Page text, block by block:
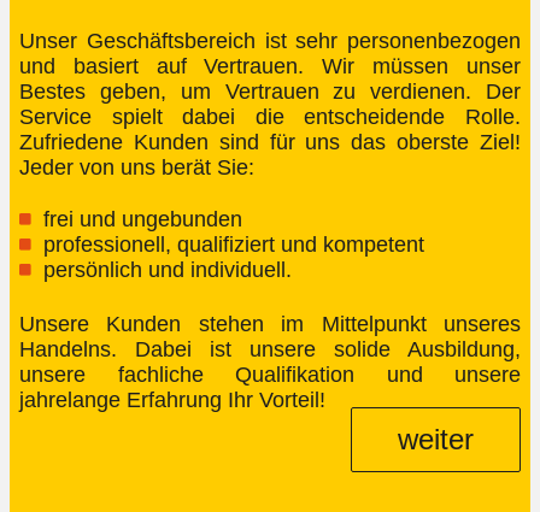
Unser Geschäftsbereich ist sehr personenbezogen
und basiert auf Vertrauen. Wir müssen unser
Bestes geben, um Vertrauen zu verdienen. Der
Service spielt dabei die entscheidende Rolle.
Zufriedene Kunden sind für uns das oberste Ziel!
Jeder von uns berät Sie:
frei und ungebunden
professionell, qualifiziert und kompetent
persönlich und individuell.
Unsere Kunden stehen im Mittelpunkt unseres
Handelns. Dabei ist unsere solide Ausbildung,
unsere fachliche Qualifikation und unsere
jahrelange Erfahrung Ihr Vorteil!
weiter